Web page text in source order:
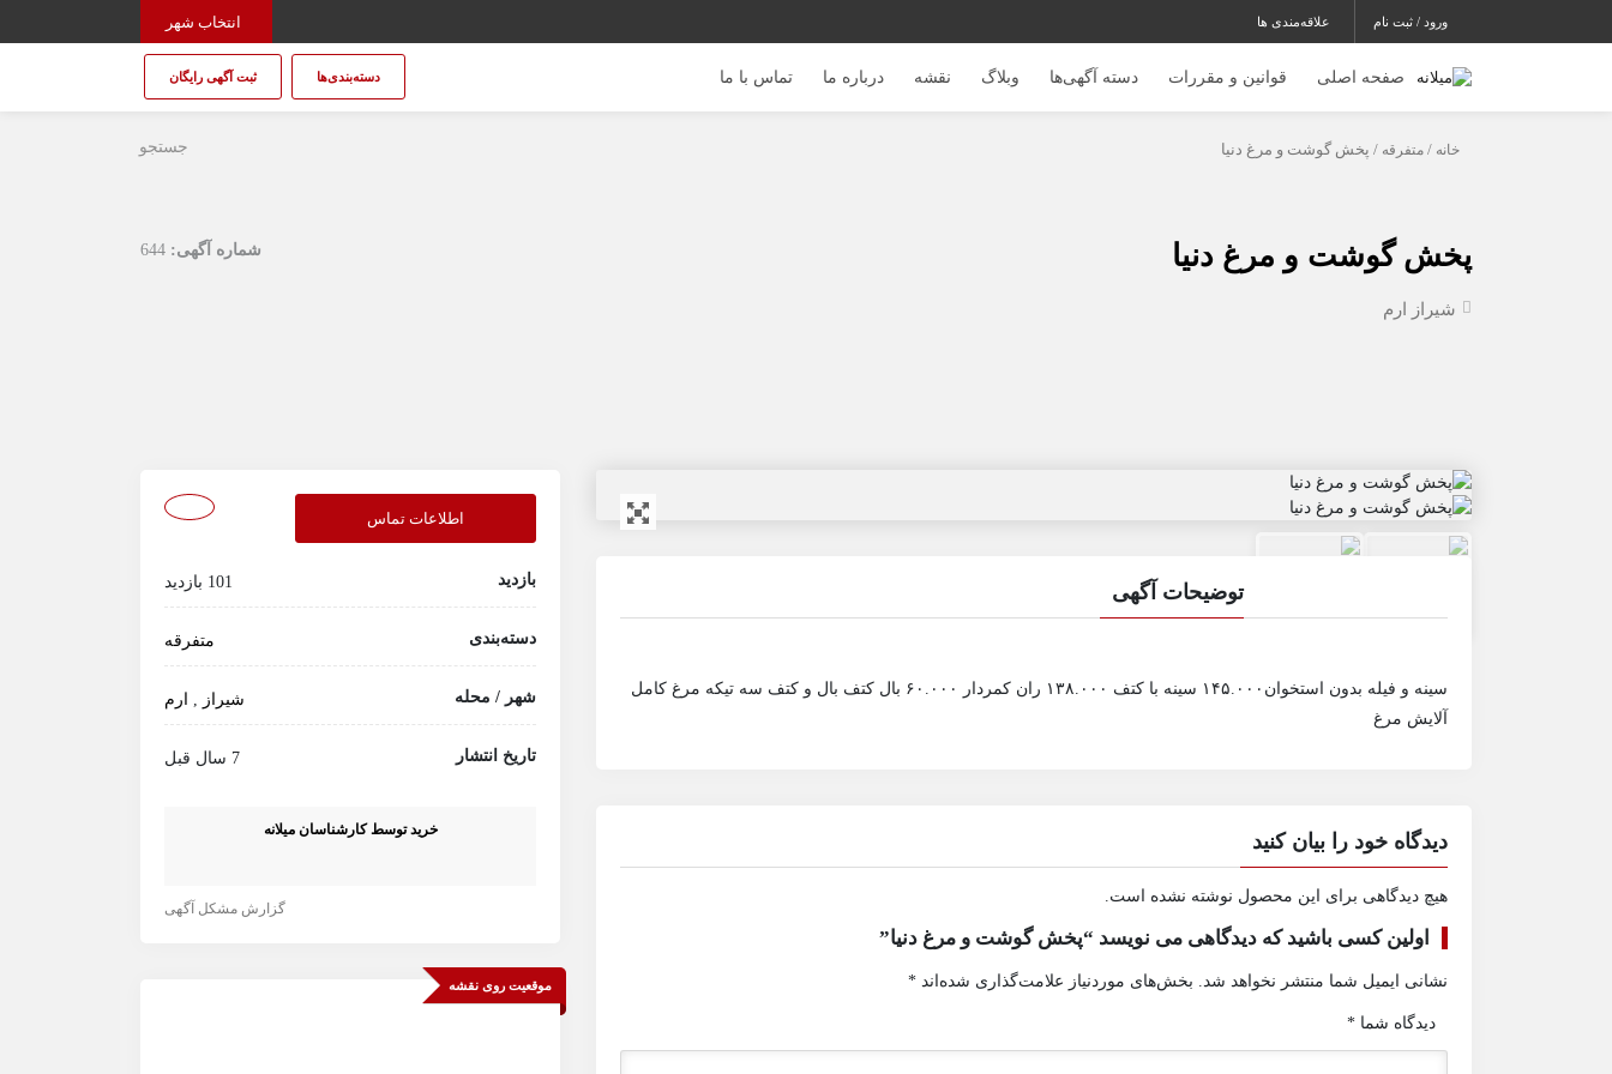
انتخاب شهر ورود / ثبت نام علاقه‌مندی ها
صفحه اصلی قوانین و مقررات دسته آگهی‌ها وبلاگ نقشه درباره ما تماس با ما دسته‌بندی‌ها ثبت آگهی رایگان
جستجو خانه / متفرقه / پخش گوشت و مرغ دنیا
پخش گوشت و مرغ دنیا
شیراز ارم
شماره آگهی: 644
توضیحات آگهی
سینه و فیله بدون استخوان۱۴۵.۰۰۰ سینه با کتف ۱۳۸.۰۰۰ ران کمردار ۶۰.۰۰۰ بال کتف بال و کتف سه تیکه مرغ کامل
آلایش مرغ
دیدگاه خود را بیان کنید
هیچ دیدگاهی برای این محصول نوشته نشده است.
اولین کسی باشید که دیدگاهی می نویسد “پخش گوشت و مرغ دنیا”
نشانی ایمیل شما منتشر نخواهد شد. بخش‌های موردنیاز علامت‌گذاری شده‌اند *
دیدگاه شما *
اطلاعات تماس
بازدید 101 بازدید
دسته‌بندی متفرقه
شهر / محله شیراز ارم
تاریخ انتشار 7 سال قبل
خرید توسط کارشناسان میلانه
گزارش مشکل آگهی
موقعیت روی نقشه